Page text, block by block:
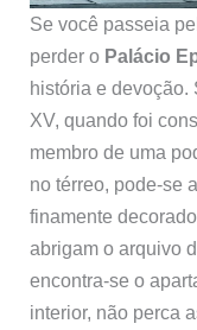
Se você passeia
perder o Palácio
história e devoção.
XV, quando foi
membro de uma
no térreo, pode-se
finamente
abrigam o arquivo
encontra-se o
interior, não perca